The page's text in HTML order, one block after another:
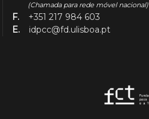
(Chamada para rede móvel nacional)
F.
+351 217 984 603
E.
idpcc@fd.ulisboa.pt